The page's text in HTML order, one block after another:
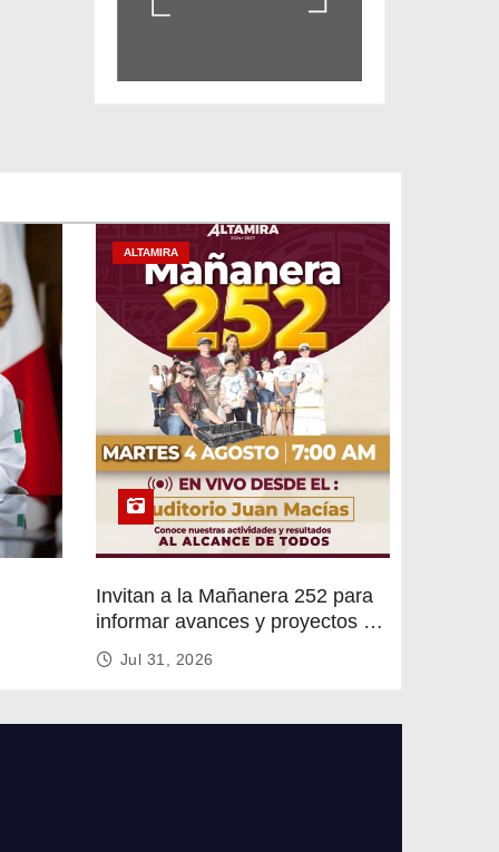
ALTAMIRA
Invitan a la Mañanera 252 para
informar avances y proyectos de
Altamira
Jul 31, 2026